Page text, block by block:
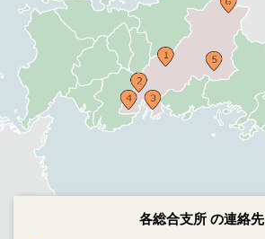
各総合支所 の連絡先